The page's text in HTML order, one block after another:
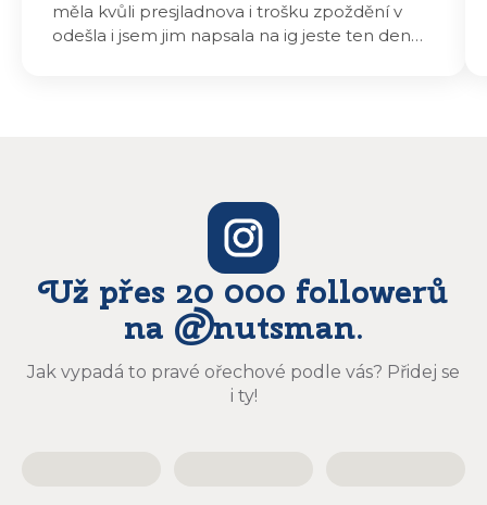
měla kvůli presjladnova i trošku zpoždění v
odešla i jsem jim napsala na ig jeste ten den
Už přes 20 000 followerů
na @nutsman.
Jak vypadá to pravé ořechové podle vás? Přidej se
i ty!